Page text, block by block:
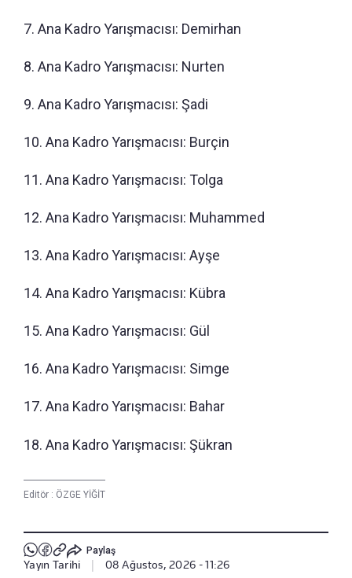
7. Ana Kadro Yarışmacısı: Demirhan
8. Ana Kadro Yarışmacısı: Nurten
9. Ana Kadro Yarışmacısı: Şadi
10. Ana Kadro Yarışmacısı: Burçin
11. Ana Kadro Yarışmacısı: Tolga
12. Ana Kadro Yarışmacısı: Muhammed
13. Ana Kadro Yarışmacısı: Ayşe
14. Ana Kadro Yarışmacısı: Kübra
15. Ana Kadro Yarışmacısı: Gül
16. Ana Kadro Yarışmacısı: Simge
17. Ana Kadro Yarışmacısı: Bahar
18. Ana Kadro Yarışmacısı: Şükran
Editör : ÖZGE YİĞİT
Paylaş
Yayın Tarihi 08 Ağustos, 2026 - 11:26